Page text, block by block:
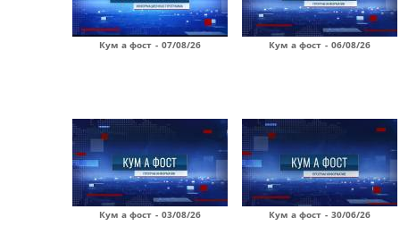
Кум а фост - 07/08/26 Кум а фост - 06/08/26
Кум а фост - 03/08/26 Кум а фост - 30/06/26